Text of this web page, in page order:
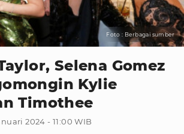
Foto : Berbagai sumber
Selena Gomez
Kylie
Timothee
2024 - 11:00 WIB